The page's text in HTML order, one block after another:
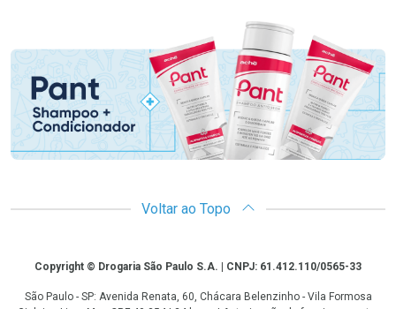
Promoção em Destaque
Voltar ao Topo
CopyrightCopyright © Drogaria São Paulo S.A. | CNPJ: 61.412.110/0565-33
São Paulo - SP: Avenida Renata, 60, Chácara Belenzinho - Vila Formosa